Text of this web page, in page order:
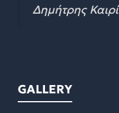
Δημήτρης
GALLERY